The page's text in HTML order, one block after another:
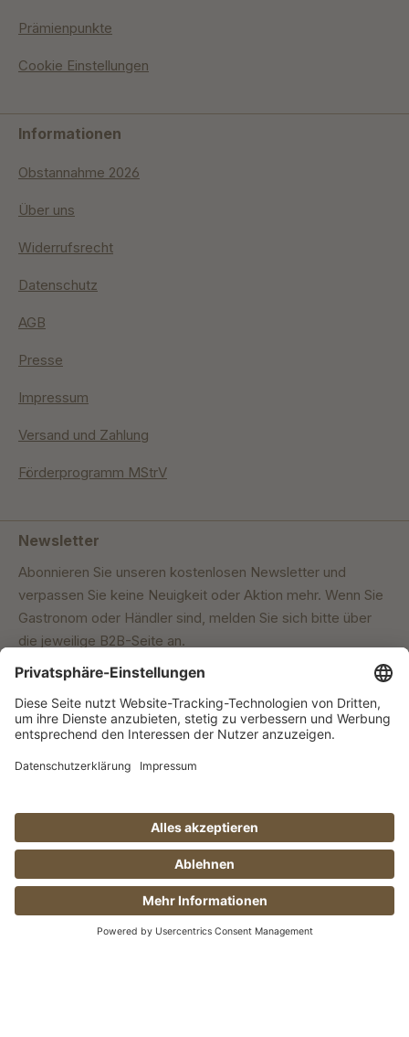
Prämienpunkte
Cookie Einstellungen
Informationen
Obstannahme 2026
Über uns
Widerrufsrecht
Datenschutz
AGB
Presse
Impressum
Versand und Zahlung
Förderprogramm MStrV
Newsletter
Abonnieren Sie unseren kostenlosen Newsletter und
verpassen Sie keine Neuigkeit oder Aktion mehr. Wenn Sie
Gastronom oder Händler sind, melden Sie sich bitte über
die jeweilige B2B-Seite an.
Hier klicken
Datenschutzbestimmungen
genommen und dieAGBgelesen und bin mit ihnen